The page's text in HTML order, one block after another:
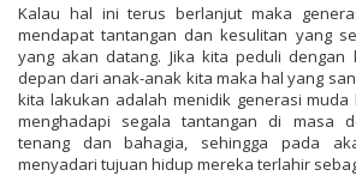
Kalau hal ini terus berlanjut maka
mendapat tantangan dan kesulitan yang
yang akan datang. Jika kita peduli dengan
depan dari anak-anak kita maka hal yang
kita lakukan adalah menidik generasi
menghadapi segala tantangan di masa
tenang dan bahagia, sehingga pada
menyadari tujuan hidup mereka terlahir